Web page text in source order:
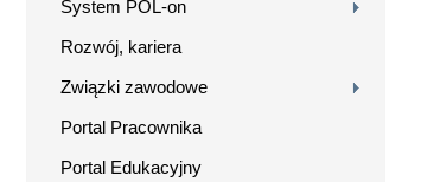
System POL-on
Rozwój, kariera
Związki zawodowe
Portal Pracownika
Portal Edukacyjny